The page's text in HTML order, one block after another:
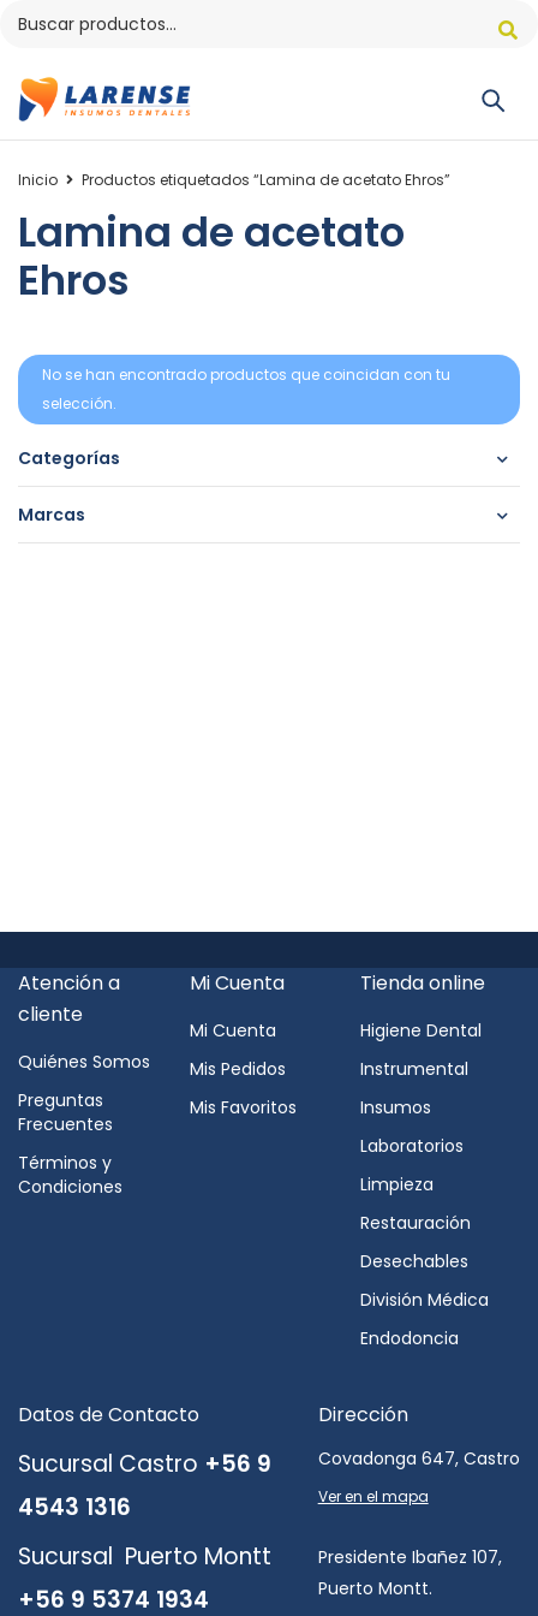
Inicio Productos etiquetados “Lamina de acetato Ehros”
Lamina de acetato
Ehros
Categorías
Marcas
No se han encontrado productos que coincidan con tu
selección.
Atención a
cliente
Quiénes Somos
Preguntas
Frecuentes
Términos y
Condiciones
Mi Cuenta
Mi Cuenta
Mis Pedidos
Mis Favoritos
Tienda online
Higiene Dental
Instrumental
Insumos
Laboratorios
Limpieza
Restauración
Desechables
División Médica
Endodoncia
Datos de Contacto
Sucursal Castro +56 9
4543 1316
Sucursal Puerto Montt
+56 9 5374 1934
Dirección
Covadonga 647, Castro
Ver en el mapa
Presidente Ibañez 107,
Puerto Montt.